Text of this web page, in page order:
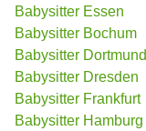
Babysitter Essen
Babysitter Bochum
Babysitter Dortmund
Babysitter Dresden
Babysitter Frankfurt
Babysitter Hamburg